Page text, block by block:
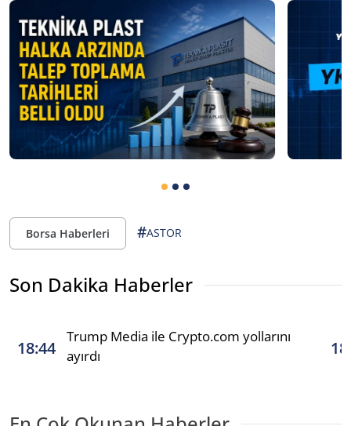
Borsa Haberleri #ASTOR
Son Dakika Haberler
18:44
Trump Media ile Crypto.com yollarını
ayırdı